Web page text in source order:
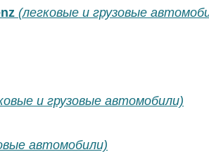
(легковые и грузовые
и грузовые автомобили)
автомобили)